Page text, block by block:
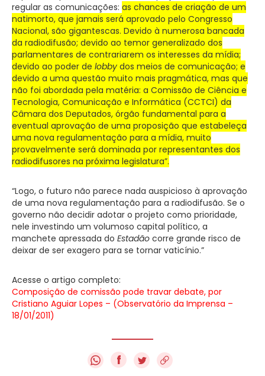
regular as comunicações: as chances de criação de um
natimorto, que jamais será aprovado pelo Congresso
Nacional, são gigantescas. Devido à numerosa bancada
da radiodifusão; devido ao temor generalizado dos
parlamentares de contrariarem os interesses da mídia;
devido ao poder de lobby dos meios de comunicação; e
devido a uma questão muito mais pragmática, mas que
não foi abordada pela matéria: a Comissão de Ciência e
Tecnologia, Comunicação e Informática (CCTCI) da
Câmara dos Deputados, órgão fundamental para a
eventual aprovação de uma proposição que estabeleça
uma nova regulamentação para a mídia, muito
provavelmente será dominada por representantes dos
radiodifusores na próxima legislatura”.
“Logo, o futuro não parece nada auspicioso à aprovação
de uma nova regulamentação para a radiodifusão. Se o
governo não decidir adotar o projeto como prioridade,
nele investindo um volumoso capital político, a
manchete apressada do Estadão corre grande risco de
deixar de ser exagero para se tornar vaticínio.”
Acesse o artigo completo:
Composição de comissão pode travar debate, por
Cristiano Aguiar Lopes – (Observatório da Imprensa –
18/01/2011)
f